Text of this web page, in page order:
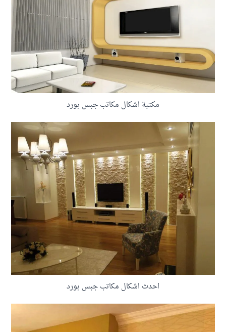
مكتبة اشكال مكاتب جبس بورد
احدث اشكال مكاتب جبس بورد